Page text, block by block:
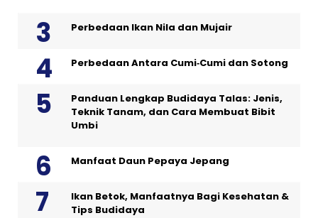
Perbedaan Ikan Nila dan Mujair
Perbedaan Antara Cumi‑Cumi dan Sotong
Panduan Lengkap Budidaya Talas: Jenis,
Teknik Tanam, dan Cara Membuat Bibit
Umbi
Manfaat Daun Pepaya Jepang
Ikan Betok, Manfaatnya Bagi Kesehatan &
Tips Budidaya